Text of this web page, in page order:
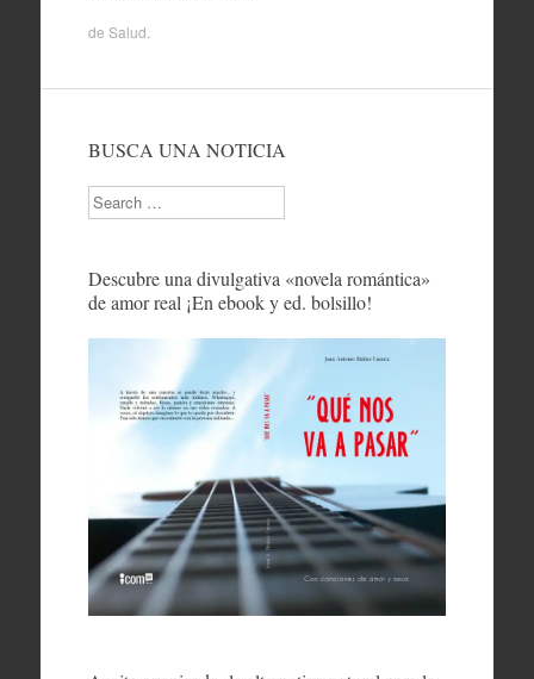
de Salud
BUSCA UNA NOTICIA
Search
Descubre una divulgativa «novela romántica»
de amor real ¡En ebook y ed. bolsillo!